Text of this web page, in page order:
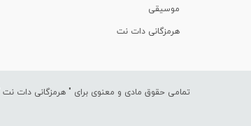
موسیقی
هرمزگانی دات نت
تمامی حقوق مادی و معنوی برای " هرمزگانی دات نت